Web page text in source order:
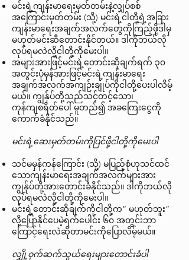
မင်းရဲ့ကျန်းမာရေးမှတ်တမ်းနဲ့လျှပ်စစ်
အကြောင်းမှတ်တမ်း (သို့) မင်းရဲ့ငါတို့ရဲ့အခြား
ကျန်းမာရေးအချက်အလက်တွေကိုကြည့်ဖို့ဒါမှ
မဟုတ်မင်းဆီတောင်းနိုင်တယ်။ ဒါကိုဘယ်လို
လုပ်ရမလဲလို့ငါတို့ကိုမေးပါ။
အများအားဖြင့်မင်းရဲ့တောင်းဆိုချက်ရက် ၃၀
အတွင်းပုံမှန်အားဖြင့်မင်းရဲ့ကျန်းမာရေး
အချက်အလက်အကျဉ်းချုပ်ကိုငါတို့ပေးပါလိမ့်
မယ်။ ကျွန်ုပ်တို့သည်သင့်တင့်သော၊
ကုန်ကျစရိတ်ပေါ် မူတည်၍ အခကြေးငွေကို
ကောက်ခံနိုင်သည်။
မင်းရဲ့ဆေးမှတ်တမ်းကိုပြင်ဖို့ငါတို့ကိုမေးပါ
သင်မမှန်ကန်ကြောင်း (သို့) မပြည့်စုံဟုသင်ထင်
သောကျန်းမာရေးအချက်အလက်များအား
ကျွန်ုပ်တို့အားတောင်းခံနိုင်သည်။ ဒါကိုဘယ်လို
လုပ်ရမလဲလို့ငါတို့ကိုမေးပါ။
မင်းရဲ့တောင်းဆိုချက်ကိုငါတို့က“ မဟုတ်ဘူး”
လို့ပြောနိုင်ပေမဲ့ရက်ပေါင်း ၆၀ အတွင်းဘာ
ကြောင့်ရေးလဲဆိုတာမင်းကိုပြောလိမ့်မယ်။
လျှို့ဝှက်ဆက်သွယ်ရေးများတောင်းခံပါ